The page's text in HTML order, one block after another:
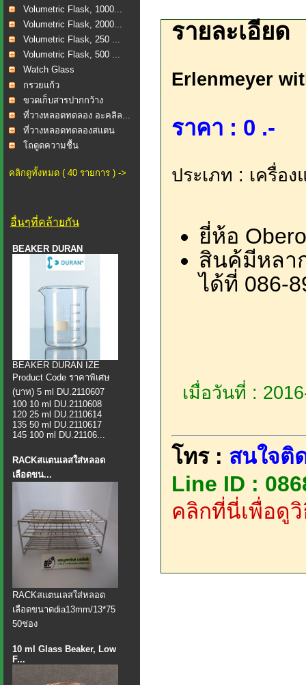
Volumetric Flask, 1000...
Volumetric Flask, 2000...
Volumetric Flask, 250 ...
Volumetric Flask, 500 ...
Watch Glass
กรวยแก้ว
ขวดเก็บสารปากกว้าง
ที่วางหลอดทดลอง อะคลิล...
ที่วางหลอดทดลองสแตน
เลส...โถดูดความชื้น
คลิกดูทั้งหมด ( 40 รายการ ) ->
อื่นๆที่คล้ายกัน
BEAKER DURAN
BEAKER DURAN IZE
Product Code ราคาพิเศษ
(บาท) 5 ml DU.2110607
100 10 ml DU.2110608
120 25 ml DU.2110614
135 50 ml DU.2110617
145 100 ml DU.21106...
RACKสแตนเลสใส่หลอด
เลือดขน...
​RACKสแตนเลสใส่หลอด
เลือดขนาดdia13mm/13*75
50ช่อง
10 ml Glass Beaker, Low
F...
รายละเอียด
Erlenmeyer
ราคา : 0 .-
ประเภท : เครื่อง
ยี่ห้อ
สินค้มีหลา
ได้ที่ 086-
เมื่อวันที่ :
โทร : สนใจติ
Line ID :
คลิกที่นี่เพื่อดูวิ